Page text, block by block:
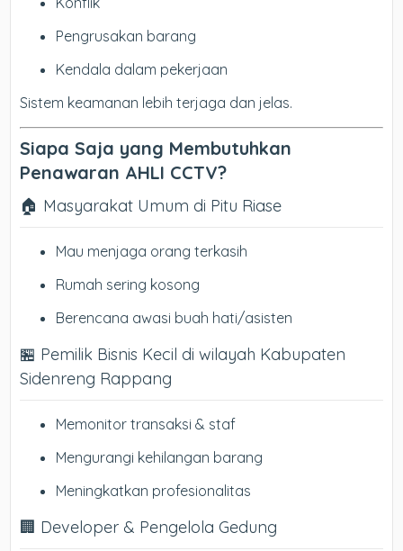
Pengrusakan barang
Kendala dalam pekerjaan
Sistem keamanan lebih terjaga dan jelas.
Siapa Saja yang Membutuhkan
Penawaran AHLI CCTV?
🏠 Masyarakat Umum di Pitu Riase
Mau menjaga orang terkasih
Rumah sering kosong
Berencana awasi buah hati/asisten
🏪 Pemilik Bisnis Kecil di wilayah Kabupaten
Sidenreng Rappang
Memonitor transaksi & staf
Mengurangi kehilangan barang
Meningkatkan profesionalitas
🏢 Developer & Pengelola Gedung